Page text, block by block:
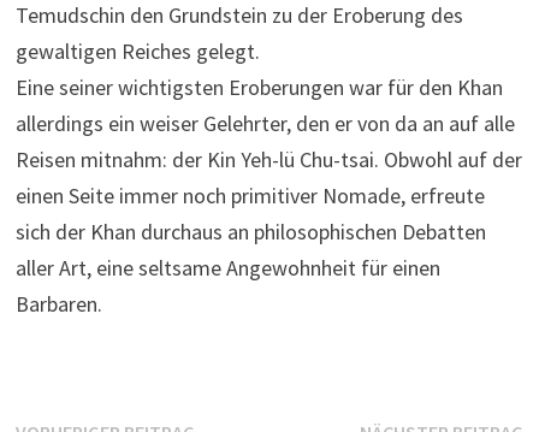
Temudschin den Grundstein zu der Eroberung des
gewaltigen Reiches gelegt.
Eine seiner wichtigsten Eroberungen war für den Khan
allerdings ein weiser Gelehrter, den er von da an auf alle
Reisen mitnahm: der Kin Yeh-lü Chu-tsai. Obwohl auf der
einen Seite immer noch primitiver Nomade, erfreute
sich der Khan durchaus an philosophischen Debatten
aller Art, eine seltsame Angewohnheit für einen
Barbaren.